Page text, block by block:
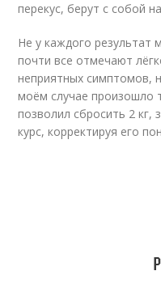
перекус, берут с собой
Не у каждого результат
почти все отмечают
неприятных симптомов,
моём случае произошло
позволил сбросить 2
курс, корректируя его